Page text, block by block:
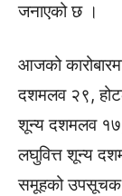
जनाएको छ ।
आजको
दशमलव २९,
शून्य दशमलव
लघुवित्त शून्य
समूहको उपसूचक